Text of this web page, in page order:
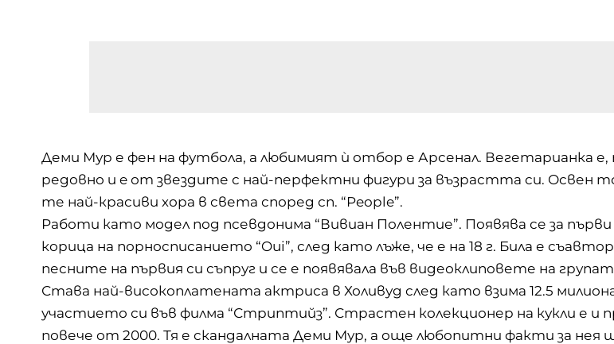
Деми Мур е фен на футбола, а любимият ѝ отбор е Арсенал. Вегетарианка е,
редовно и e от звездите с най-перфектни фигури за възрастта си. Освен
те най-красиви хора в света според сп. “People”.
Работи като модел под псевдонима “Вивиан Полентие”. Появява се за
корица на порносписанието “Oui”, след като лъже, че е на 18 г. Била е
песните на първия си съпруг и се е появявала във видеоклиповете на
Става най-високоплатената актриса в Холивуд след като взима 12.5
участието си във филма “Стриптийз”. Страстен колекционер на кукли е и
повече от 2000. Тя е скандалната Деми Мур, а още любопитни факти за